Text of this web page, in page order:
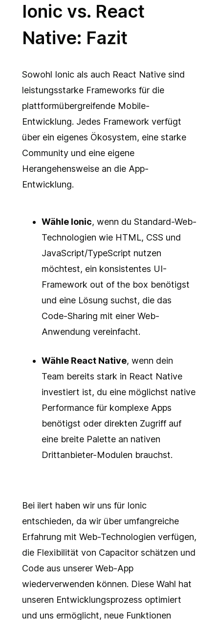
Ionic vs. React
Native: Fazit
Sowohl Ionic als auch React Native sind
leistungsstarke Frameworks für die
plattformübergreifende Mobile-
Entwicklung. Jedes Framework verfügt
über ein eigenes Ökosystem, eine starke
Community und eine eigene
Herangehensweise an die App-
Entwicklung.
Wähle Ionic, wenn du Standard-Web-
Technologien wie HTML, CSS und
JavaScript/TypeScript nutzen
möchtest, ein konsistentes UI-
Framework out of the box benötigst
und eine Lösung suchst, die das
Code-Sharing mit einer Web-
Anwendung vereinfacht.
Wähle React Native, wenn dein
Team bereits stark in React Native
investiert ist, du eine möglichst native
Performance für komplexe Apps
benötigst oder direkten Zugriff auf
eine breite Palette an nativen
Drittanbieter-Modulen brauchst.
Bei ilert haben wir uns für Ionic
entschieden, da wir über umfangreiche
Erfahrung mit Web-Technologien verfügen,
die Flexibilität von Capacitor schätzen und
Code aus unserer Web-App
wiederverwenden können. Diese Wahl hat
unseren Entwicklungsprozess optimiert
und uns ermöglicht, neue Funktionen